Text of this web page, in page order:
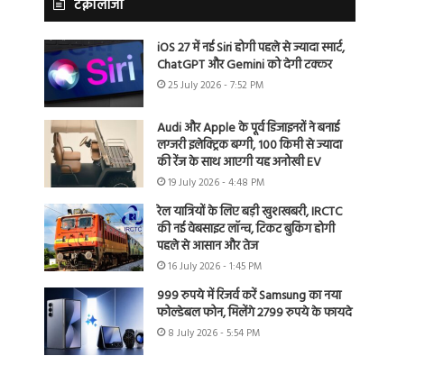
टेक्नोलॉजी
iOS 27 में नई Siri होगी पहले से ज्यादा स्मार्ट,
ChatGPT और Gemini को देगी टक्कर
25 July 2026 - 7:52 PM
Audi और Apple के पूर्व डिजाइनरों ने बनाई
लग्जरी इलेक्ट्रिक बग्गी, 100 किमी से ज्यादा
की रेंज के साथ आएगी यह अनोखी EV
19 July 2026 - 4:48 PM
रेल यात्रियों के लिए बड़ी खुशखबरी, IRCTC
की नई वेबसाइट लॉन्च, टिकट बुकिंग होगी
पहले से आसान और तेज
16 July 2026 - 1:45 PM
999 रुपये में रिजर्व करें Samsung का नया
फोल्डेबल फोन, मिलेंगे 2799 रुपये के फायदे
8 July 2026 - 5:54 PM